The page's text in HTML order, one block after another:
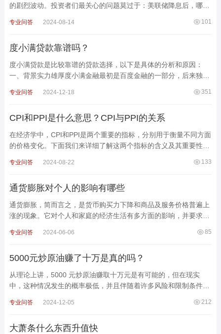
的剧烈波动。投资者们最关心的问题莫过于：美联储降息后，哪些
101
专业问答 2024-08-14
度小满贷款靠谱吗？
度小满贷款是比较靠谱的贷款选择，以下是具体的分析和原因：
一、背景实力雄厚度小满金融最初是百度金融的一部分，后来独立
351
专业问答 2024-12-18
CPI和PPI是什么意思？CPI与PPI的关系
在经济学中，CPI和PPI是两个重要的指标，分别用于衡量不同方面
的价格变化。下面我们来详细了解这两个指标的含义及其重要性。
133
专业问答 2024-08-22
通货膨胀对个人的影响有哪些
通货膨胀，简而言之，是货币购买力下降和商品及服务价格普遍上
涨的现象。它对个人和家庭的经济生活有多方面的影响，并要求采
85
专业问答 2024-06-06
5000元炒原油赚了十万是真的吗？
从理论上讲，5000 元炒原油赚取十万元是有可能的，但在现实
中，这种情况发生的概率极低，并且伴随着许多风险和限制条件。
212
专业问答 2024-12-05
大萧条什么东西升值快